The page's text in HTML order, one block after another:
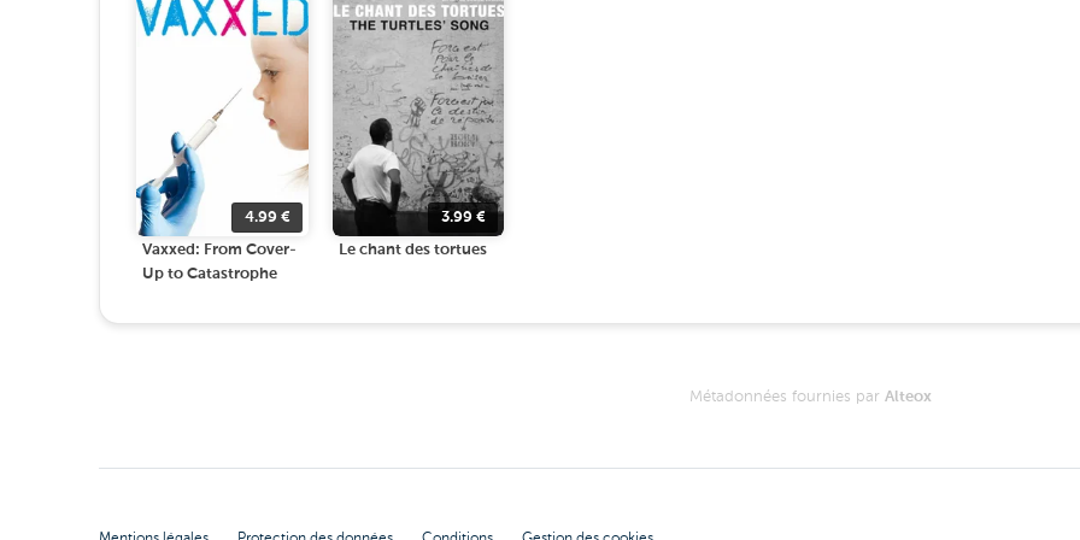
4.99€
Vaxxed: From Cover-
Up to Catastrophe
3.99 €
Le chant des tortues
Métadonnées fournies par Alteox